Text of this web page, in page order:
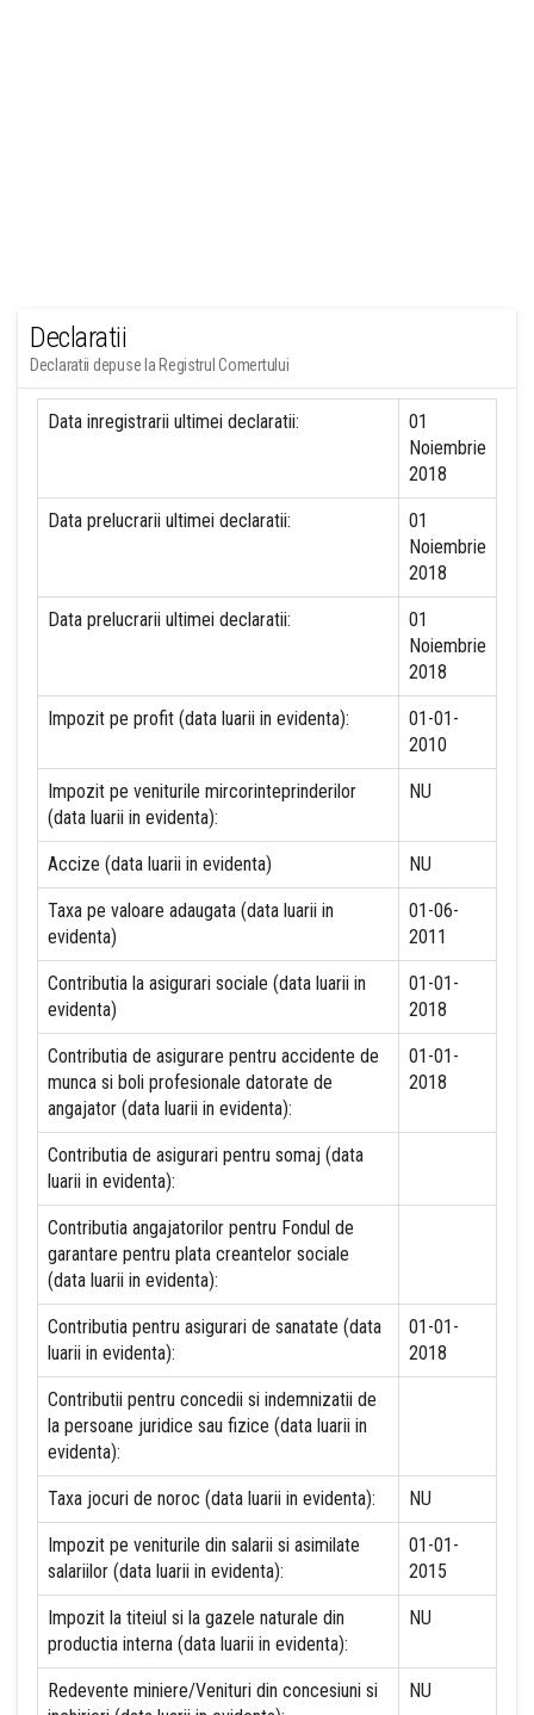
Declaratii
Declaratii depuse la Registrul Comertului
Data inregistrarii ultimei declaratii:
01
Noiembrie
2018
Data prelucrarii ultimei declaratii:
01
Noiembrie
2018
Data prelucrarii ultimei declaratii:
01
Noiembrie
2018
Impozit pe profit (data luarii in evidenta):
01-01-
2010
Impozit pe veniturile mircorinteprinderilor
(data luarii in evidenta):
NU
Accize (data luarii in evidenta) NU
Taxa pe valoare adaugata (data luarii in
evidenta)
01-06-
2011
Contributia la asigurari sociale (data luarii in
evidenta)
01-01-
2018
Contributia de asigurare pentru accidente de
munca si boli profesionale datorate de
angajator (data luarii in evidenta):
01-01-
2018
Contributia de asigurari pentru somaj (data
luarii in evidenta):
Contributia angajatorilor pentru Fondul de
garantare pentru plata creantelor sociale
(data luarii in evidenta):
Contributia pentru asigurari de sanatate (data
luarii in evidenta):
01-01-
2018
Contributii pentru concedii si indemnizatii de
la persoane juridice sau fizice (data luarii in
evidenta):
Taxa jocuri de noroc (data luarii in evidenta): NU
Impozit pe veniturile din salarii si asimilate
salariilor (data luarii in evidenta):
01-01-
2015
Impozit la titeiul si la gazele naturale din
productia interna (data luarii in evidenta):
NU
Redevente miniere/Venituri din concesiuni si
NU